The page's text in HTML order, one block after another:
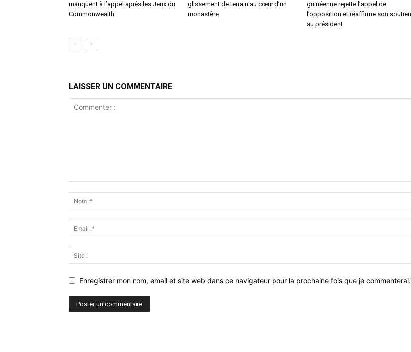
manquent à l’appel après les Jeux du
Commonwealth
glissement de terrain au cœur d’un
monastère
guinéenne rejette l’appel de
l’opposition et réaffirme son soutien
au président
LAISSER UN COMMENTAIRE
Enregistrer mon nom, email et site web dans ce navigateur pour la prochaine fois que je commenterai.